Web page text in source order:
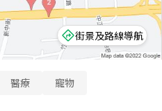
街景及路線導航
醫療 寵物